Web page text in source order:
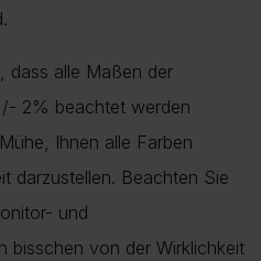
dass alle Maßen der
2% beachtet werden
Ihnen alle Farben
darzustellen. Beachten Sie
und
bisschen von der Wirklichkeit